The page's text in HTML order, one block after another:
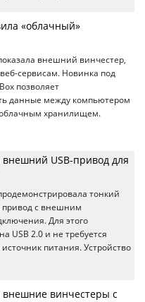
«облачный»
внешний винчестер,
сервисам. Новинка под
позволяет
данные между компьютером
хранилищем.
внешний USB-привод для
тонкий
с внешним
Для этого
USB 2.0 и не требуется
питания. Устройство
внешние винчестеры с